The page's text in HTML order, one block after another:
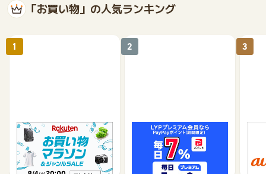
「お買い物」の人気ランキング
楽天市場
1%
1
Yahoo!ショッピング
1%
2 3